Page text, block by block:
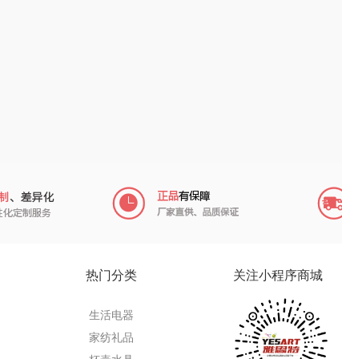
五谷磨房
莱克
吉米 普沃达
热门分类
生活电器
家纺礼品
关注小程序商城